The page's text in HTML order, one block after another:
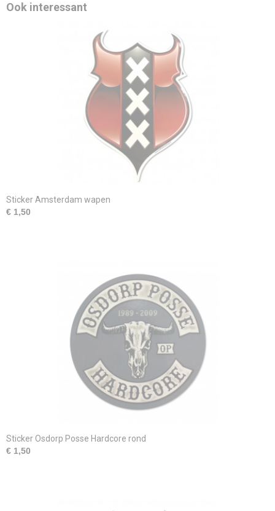
Ook interessant
Sticker Amsterdam wapen
€ 1,50
Sticker Osdorp Posse Hardcore rond
€ 1,50